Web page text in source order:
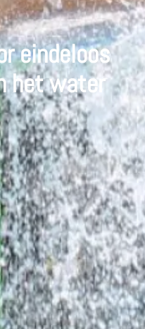
eindeloos
het water